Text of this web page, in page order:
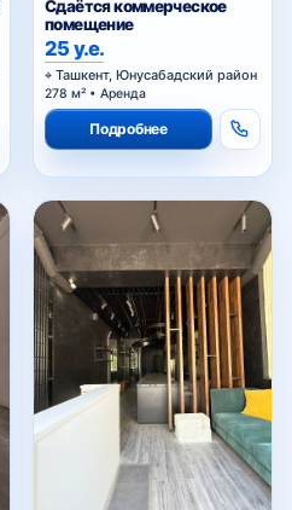
Сдаётся коммерческое
помещение
25 у.е.
Ташкент, Юнусабадский район
278 м² • Аренда
Подробнее